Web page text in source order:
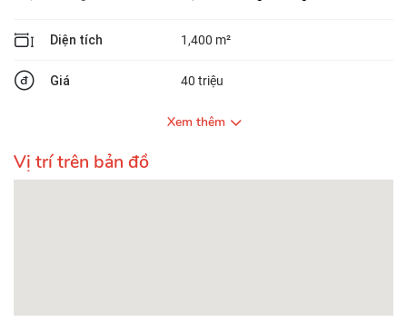
Diện tích 1,400 m²
Giá 40 triệu
Xem thêm
Vị trí trên bản đồ